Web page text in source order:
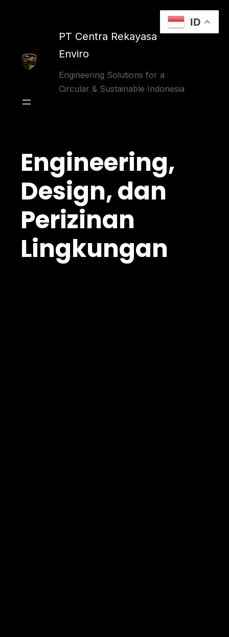
PT Centra Rekayasa
Enviro
Engineering Solutions for a
Circular & Sustainable Indonesia
Engineering,
Design, dan
Perizinan
Lingkungan
ID